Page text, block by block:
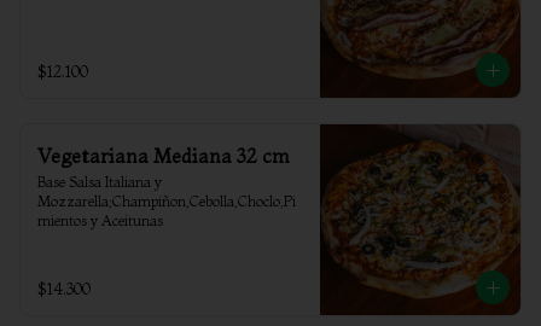
$12.100
Vegetariana Mediana 32 cm
Base Salsa Italiana y
Mozzarella;Champiñon,Cebolla,Choclo,Pi
mientos y Aceitunas
$14.300